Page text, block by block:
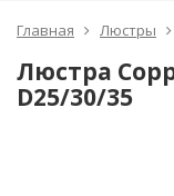
Главная Люстры
Люстра
D25/30/35